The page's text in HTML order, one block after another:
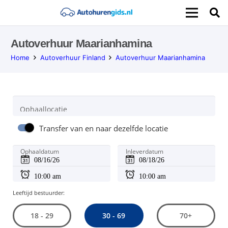
Autoverhuur Maarianhamina
Home Autoverhuur Finland Autoverhuur Maarianhamina
Ophaallocatie
Transfer van en naar dezelfde locatie
Ophaaldatum Inleverdatum
Leeftijd bestuurder:
18 - 29 30 - 69 70+